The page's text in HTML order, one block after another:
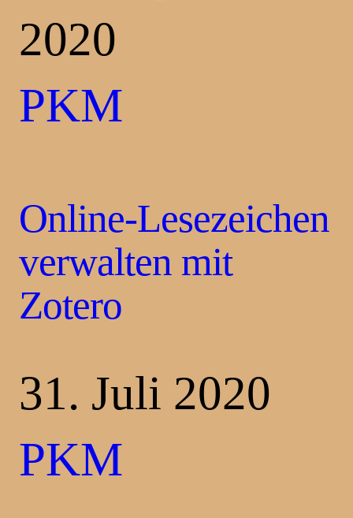
2020
PKM
Online-Lesezeichen
verwalten mit
Zotero
31. Juli 2020
PKM